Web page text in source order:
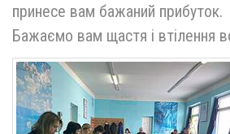
принесе вам бажаний прибуток.
Бажаємо вам щастя і втілення